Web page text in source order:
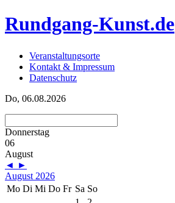
Rundgang-Kunst.de
Veranstaltungsorte
Kontakt & Impressum
Datenschutz
Do, 06.08.2026
Donnerstag
06
August
◄ ►
August 2026
Mo Di Mi Do Fr Sa So